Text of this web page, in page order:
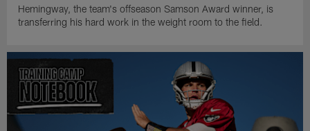
Hemingway, the team's offseason Samson Award winner, is
transferring his hard work in the weight room to the field.